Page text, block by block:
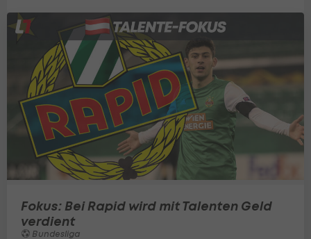
Fokus: Bei Rapid wird mit Talenten Geld
verdient
Bundesliga